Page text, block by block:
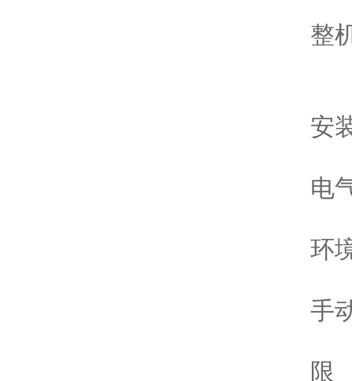
整
安
电
环
手
限